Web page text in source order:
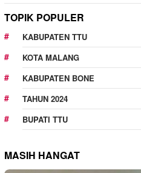
TOPIK POPULER
KABUPATEN TTU
KOTA MALANG
KABUPATEN BONE
TAHUN 2024
BUPATI TTU
MASIH HANGAT